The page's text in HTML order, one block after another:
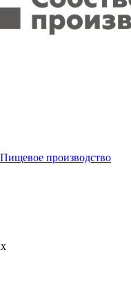
производство